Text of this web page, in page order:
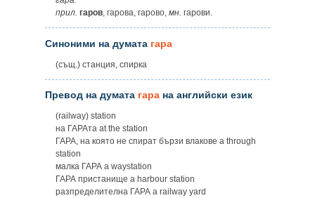
прил. гаров, гарова, гарово, мн. гарови.
Синоними на думата гара
(същ.) станция, спирка
Превод на думата гара на английски език
(railway) station
на ГАРАта at the station
ГАРА, нa която не спират бързи влакове а through
station
малка ГАРА a waystation
ГАРА пристанище a harbour station
разпределителна ГАРА a railway yard